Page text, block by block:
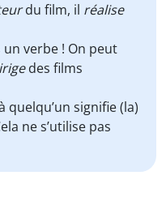
du film, il réalise
un verbe ! On peut
des films
quelqu’un signifie (la)
ne s’utilise pas